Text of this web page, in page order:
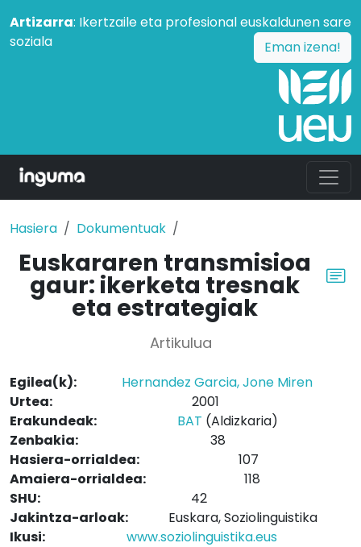
Artizarra: Ikertzaile eta profesional euskaldunen sare
soziala
Eman izena!
Hasiera Dokumentuak
Euskararen transmisioa
gaur: ikerketa tresnak
eta estrategiak
Artikulua
Egilea(k):
Hernandez Garcia, Jone Miren
Urtea:
2001
Erakundeak:
BAT (Aldizkaria)
Zenbakia:
38
Hasiera-orrialdea:
107
Amaiera-orrialdea:
118
SHU:
42
Jakintza-arloak:
Euskara, Soziolinguistika
Ikusi:
www.soziolinguistika.eus